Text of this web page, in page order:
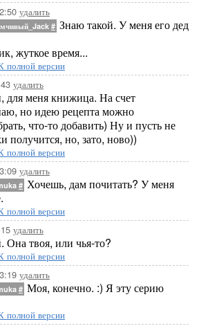
удалить
# Знаю такой. У меня его дед
жуткое время...
полной версии
удалить
для меня книжица. На счет
но идею рецепта можно
что-то добавить) Ну и пусть не
получится, но, зато, ново))
полной версии
удалить
# Хочешь, дам почитать? У меня
полной версии
удалить
Она твоя, или чья-то?
полной версии
удалить
# Моя, конечно. :) Я эту серию
полной версии